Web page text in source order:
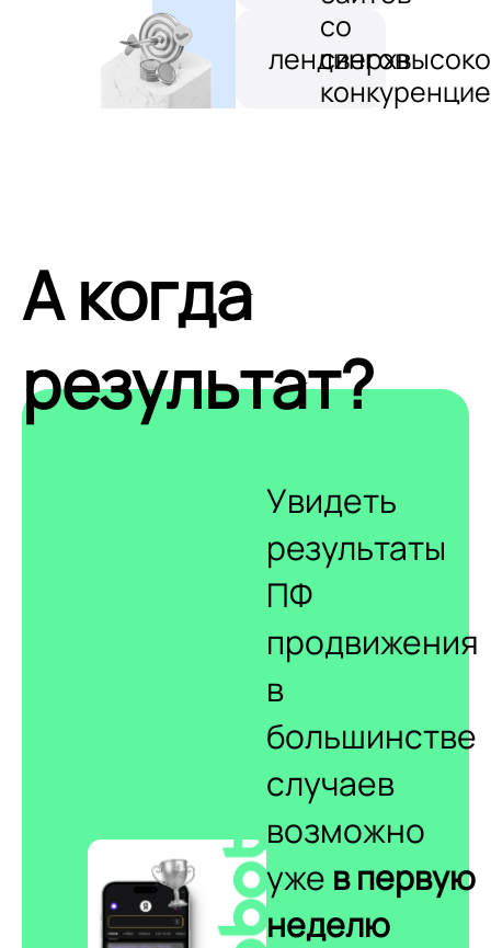
лендингов
со
А когда
результат?
Увидеть
результаты
ПФ
продвижения
в
большинстве
случаев
возможно
уже в первую
неделю